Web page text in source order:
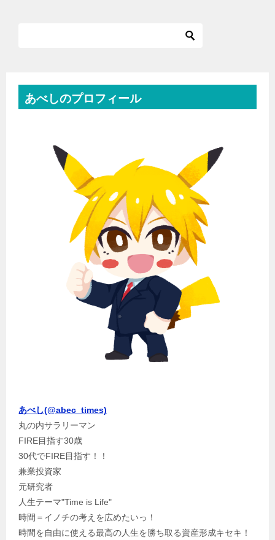
あべしのプロフィール
あべし(@abec_times)
丸の内サラリーマン
FIRE目指す30歳
30代でFIRE目指す！！
兼業投資家
元研究者
人生テーマ"Time is Life"
時間＝イノチの考えを広めたいっ！
時間を自由に使える最高の人生を勝ち取る資産形成キセキ！